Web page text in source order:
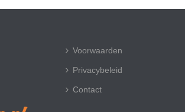
Voorwaarden
Privacybeleid
Contact